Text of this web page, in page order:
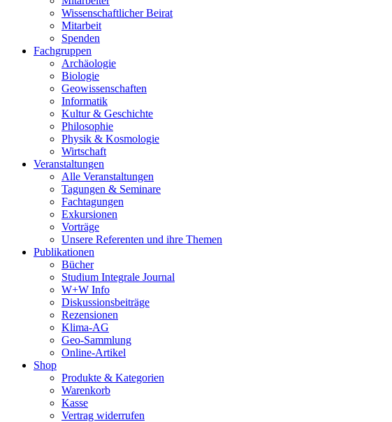
Wissenschaftlicher Beirat
Mitarbeit
Spenden
Fachgruppen
Archäologie
Biologie
Geowissenschaften
Informatik
Kultur & Geschichte
Philosophie
Physik & Kosmologie
Wirtschaft
Veranstaltungen
Alle Veranstaltungen
Tagungen & Seminare
Fachtagungen
Exkursionen
Vorträge
Unsere Referenten und ihre Themen
Publikationen
Bücher
Studium Integrale Journal
W+W Info
Diskussionsbeiträge
Rezensionen
Klima-AG
Geo-Sammlung
Online-Artikel
Shop
Produkte & Kategorien
Warenkorb
Kasse
Vertrag widerrufen